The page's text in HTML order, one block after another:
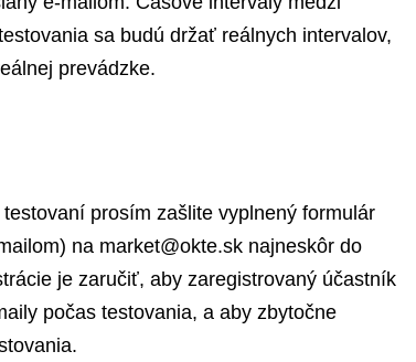
sa budú držať reálnych intervalov,
prevádzke.
prosím zašlite vyplnený formulár
na market@okte.sk najneskôr do
je zaručiť, aby zaregistrovaný účastník
počas testovania, a aby zbytočne